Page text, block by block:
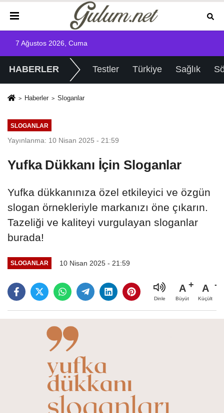
7 Ağustos 2026, Cuma
HABERLER Testler Türkiye Sağlık
Haberler Sloganlar
SLOGANLAR
Yayınlanma: 10 Nisan 2025 - 21:59
Yufka Dükkanı İçin Sloganlar
Yufka dükkanınıza özel etkileyici ve özgün
slogan örnekleriyle markanızı öne çıkarın.
Tazeliği ve kaliteyi vurgulayan sloganlar
burada!
SLOGANLAR 10 Nisan 2025 - 21:59
Dinle
A
Büyüt
A
Küçült